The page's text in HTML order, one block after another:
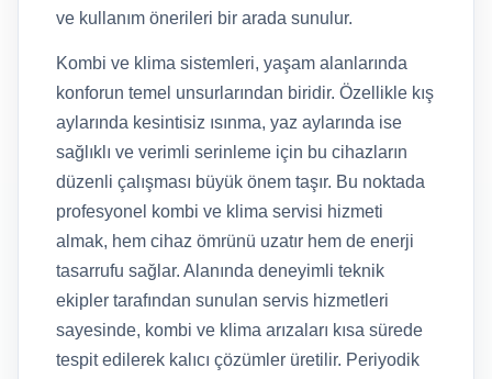
ve kullanım önerileri bir arada sunulur.
Kombi ve klima sistemleri, yaşam alanlarında
konforun temel unsurlarından biridir. Özellikle kış
aylarında kesintisiz ısınma, yaz aylarında ise
sağlıklı ve verimli serinleme için bu cihazların
düzenli çalışması büyük önem taşır. Bu noktada
profesyonel kombi ve klima servisi hizmeti
almak, hem cihaz ömrünü uzatır hem de enerji
tasarrufu sağlar. Alanında deneyimli teknik
ekipler tarafından sunulan servis hizmetleri
sayesinde, kombi ve klima arızaları kısa sürede
tespit edilerek kalıcı çözümler üretilir. Periyodik